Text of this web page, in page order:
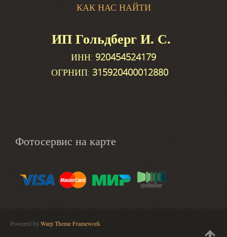
КАК НАС НАЙТИ
ИП Гольдберг И. С.
ИНН: 920454524179
ОГРНИП: 315920400012880
Фотосервис на карте
Powered byWarp Theme Framework